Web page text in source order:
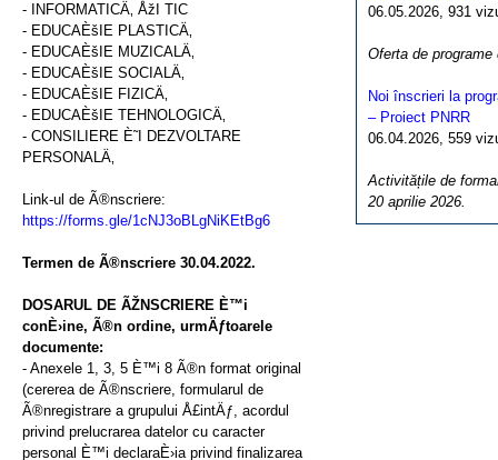
06.05.2026, 931
Oferta de programe
Noi înscrieri la
– Proiect PNRR
06.04.2026, 559
Activitățile de
20 aprilie 2026.
- INFORMATICÄ‚ ÅžI TIC
- EDUCAÈšIE PLASTICÄ‚
- EDUCAÈšIE MUZICALÄ‚
- EDUCAÈšIE SOCIALÄ‚
- EDUCAÈšIE FIZICÄ‚
- EDUCAÈšIE TEHNOLOGICÄ‚
- CONSILIERE È˜I DEZVOLTARE
PERSONALÄ‚
Link-ul de Ã®nscriere:
https://forms.gle/1cNJ3oBLgNiKEtBg6
Termen de Ã®nscriere 30.04.2022.
DOSARUL DE ÃŽNSCRIERE È™i
conÈ›ine, Ã®n ordine, urmÄƒtoarele
documente:
- Anexele 1, 3, 5 È™i 8 Ã®n format original
(cererea de Ã®nscriere, formularul de
Ã®nregistrare a grupului Å£intÄƒ, acordul
privind prelucrarea datelor cu caracter
personal È™i declaraÈ›ia privind finalizarea